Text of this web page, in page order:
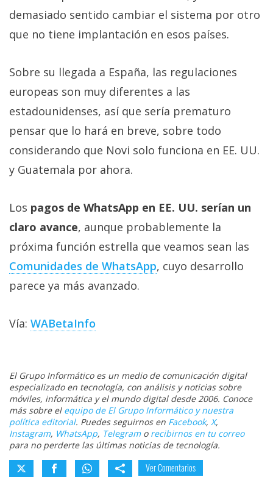
demasiado sentido cambiar el sistema por otro
que no tiene implantación en esos países.
Sobre su llegada a España, las regulaciones
europeas son muy diferentes a las
estadounidenses, así que sería prematuro
pensar que lo hará en breve, sobre todo
considerando que Novi solo funciona en EE. UU.
y Guatemala por ahora.
Los pagos de WhatsApp en EE. UU. serían un
claro avance, aunque probablemente la
próxima función estrella que veamos sean las
Comunidades de WhatsApp, cuyo desarrollo
parece ya más avanzado.
Vía: WABetaInfo
El Grupo Informático es un medio de comunicación digital
especializado en tecnología, con análisis y noticias sobre
móviles, informática y el mundo digital desde 2006. Conoce
más sobre el equipo de El Grupo Informático y nuestra
política editorial. Puedes seguirnos en Facebook, X,
Instagram, WhatsApp, Telegramo recibirnos en tu correo
para no perderte las últimas noticias de tecnología.
Ver Comentarios